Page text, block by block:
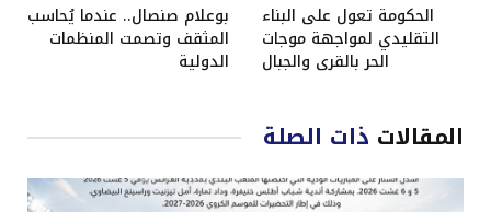
الحكومة تعول على البناء
التقليدي لمواجهة موجات
الحر بالقرى والجبال
بوعلام صنصال.. عندما يُحاسب
المثقف وتصمت المنظمات
الدولية
المقالات ذات الصلة